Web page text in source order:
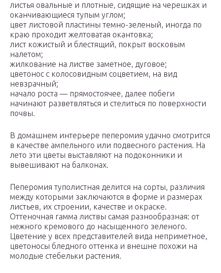
листья овальные и плотные, сидящие на черешках и
оканчивающиеся тупым углом;
цвет листовой пластины темно-зеленый, иногда по
краю проходит желтоватая окантовка;
лист кожистый и блестящий, покрыт восковым
налетом;
жилкование на листве заметное, дуговое;
цветонос с колосовидным соцветием, на вид
невзрачный;
начало роста — прямостоячее, далее побеги
начинают разветвляться и стелиться по поверхности
почвы.
В домашнем интерьере пеперомия удачно смотрится
в качестве ампельного или подвесного растения. На
лето эти цветы выставляют на подоконники и
вывешивают на балконах.
Пеперомия туполистная делится на сорты, различия
между которыми заключаются в форме и размерах
листьев, их строении, качестве и окраске.
Оттеночная гамма листвы самая разнообразная: от
нежного кремового до насыщенного зеленого.
Цветение у всех представителей вида неприметное,
цветоносы бледного оттенка и внешне похожи на
молодые стебельки растения.